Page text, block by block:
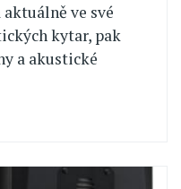
ve své
kytar, pak
a akustické